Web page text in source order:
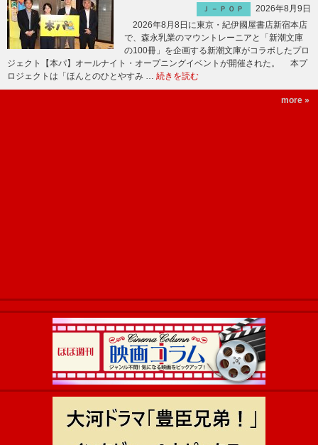
Ｊ－ＰＯＰ
2026年8月9日
2026年8月8日に東京・紀伊國屋書店新宿本店
で、森永乳業のマウントレーニアと「新潮文庫
の100冊」を企画する新潮文庫がコラボしたプロ
ジェクト【本パ】オールナイト・オープニングイベントが開催された。 本プ
ロジェクトは「ほんとのひとやすみ … 続きを読む
more »